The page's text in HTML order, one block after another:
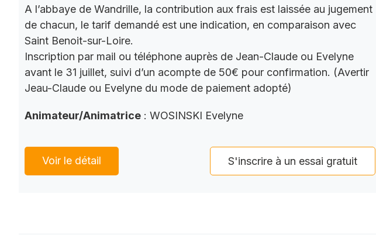
A l’abbaye de Wandrille, la contribution aux frais est laissée au jugement
de chacun, le tarif demandé est une indication, en comparaison avec
Saint Benoit-sur-Loire.
Inscription par mail ou téléphone auprès de Jean-Claude ou Evelyne
avant le 31 juillet, suivi d’un acompte de 50€ pour confirmation. (Avertir
Jeau-Claude ou Evelyne du mode de paiement adopté)
Animateur/Animatrice : WOSINSKI Evelyne
Voir le détail S'inscrire à un essai gratuit